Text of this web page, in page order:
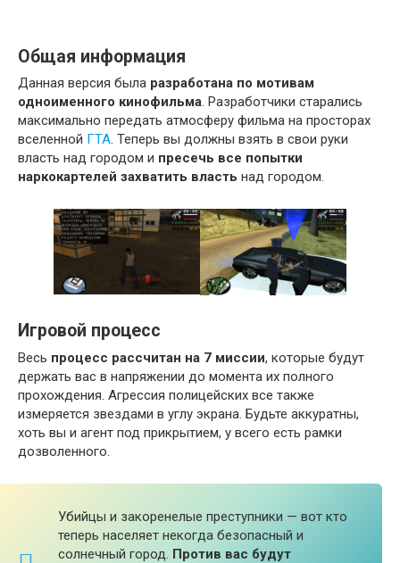
Общая информация
Данная версия была разработана по мотивам
одноименного кинофильма. Разработчики старались
максимально передать атмосферу фильма на просторах
вселенной ГТА. Теперь вы должны взять в свои руки
власть над городом и пресечь все попытки
наркокартелей захватить власть над городом.
Игровой процесс
Весь процесс рассчитан на 7 миссии, которые будут
держать вас в напряжении до момента их полного
прохождения. Агрессия полицейских все также
измеряется звездами в углу экрана. Будьте аккуратны,
хоть вы и агент под прикрытием, у всего есть рамки
дозволенного.
Убийцы и закоренелые преступники — вот кто
теперь населяет некогда безопасный и
солнечный город. Против вас будут